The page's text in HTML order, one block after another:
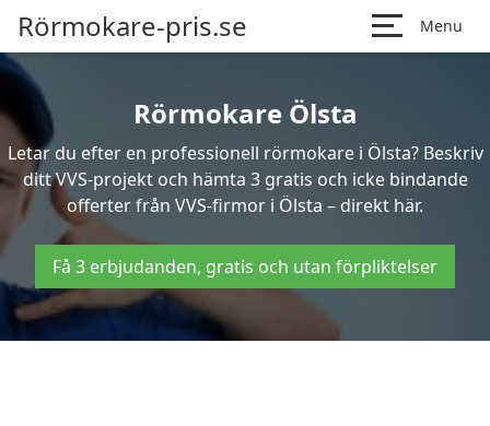
Rörmokare-pris.se Menu
Rörmokare Ölsta
Letar du efter en professionell rörmokare i Ölsta? Beskriv
ditt VVS-projekt och hämta 3 gratis och icke bindande
offerter från VVS-firmor i Ölsta – direkt här.
Få 3 erbjudanden, gratis och utan förpliktelser